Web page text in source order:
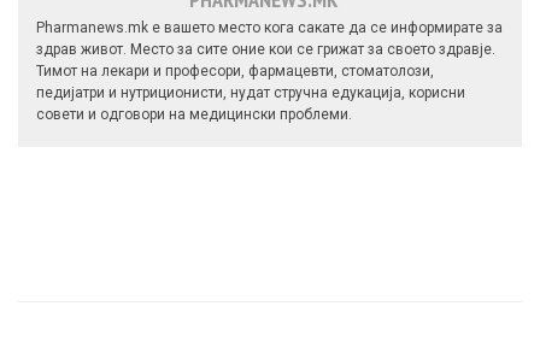
Pharmanews.mk е вашето место кога сакате да се информирате за
здрав живот. Место за сите оние кои се грижат за своето здравје.
Тимот на лекари и професори, фармацевти, стоматолози,
педијатри и нутриционисти, нудат стручна едукација, корисни
совети и одговори на медицински проблеми.